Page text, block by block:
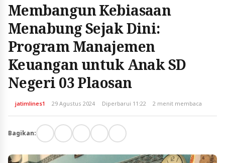
Membangun Kebiasaan
Menabung Sejak Dini:
Program Manajemen
Keuangan untuk Anak SD
Negeri 03 Plaosan
jatimlines1 29 Agustus 2024 Diperbarui 11:22 2 menit membaca
Bagikan: